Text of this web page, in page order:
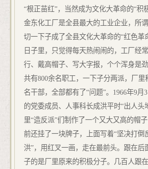
“根正苗红”，当然成为文化大革命的“积
金东化工厂是全县最大的工业企业，所
切一下子成了全县文化大革命的“红色革
日子里，只觉得每天热闹闹的，工厂经
行、戴高帽子、写大字报，个个浑身是劲
共有800余名职工，一下子分两派，厂里
名干部，全部都有了“问题”。1966年9月
的党委成员、人事科长成洪平时“出人头
里“造反派”们制作了一个又大又高的帽
前还挂了一块牌子，上面写着“坚决打倒
洪”，用红叉一画，走在最前头。跟在后
子的是厂里原来的积极分子。几百人跟在